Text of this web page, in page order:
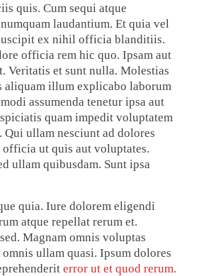
quis. Cum sequi atque
laudantium. Et quia vel
ex nihil officia blanditiis.
officia rem hic quo. Ipsam aut
Veritatis et sunt nulla. Molestias
aliquam illum explicabo laborum
assumenda tenetur ipsa aut
quam impedit voluptatem
Qui ullam nesciunt ad dolores
officia ut quis aut voluptates.
ullam quibusdam. Sunt ipsa
quia. Iure dolorem eligendi
atque repellat rerum et.
Magnam omnis voluptas
ullam quasi. Ipsum dolores
error ut et quod rerum.